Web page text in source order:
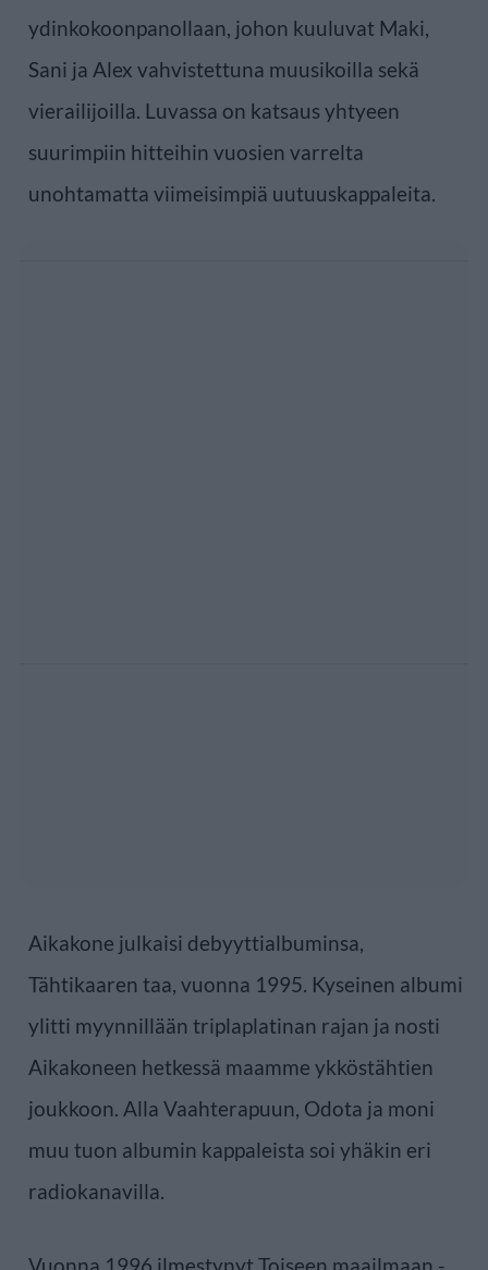
ydinkokoonpanollaan, johon kuuluvat Maki,
Sani ja Alex vahvistettuna muusikoilla sekä
vierailijoilla. Luvassa on katsaus yhtyeen
suurimpiin hitteihin vuosien varrelta
unohtamatta viimeisimpiä uutuuskappaleita.
Aikakone julkaisi debyyttialbuminsa,
Tähtikaaren taa, vuonna 1995. Kyseinen albumi
ylitti myynnillään triplaplatinan rajan ja nosti
Aikakoneen hetkessä maamme ykköstähtien
joukkoon. Alla Vaahterapuun, Odota ja moni
muu tuon albumin kappaleista soi yhäkin eri
radiokanavilla.